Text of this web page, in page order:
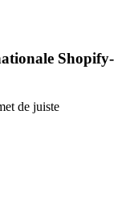
Shopify-
de juiste